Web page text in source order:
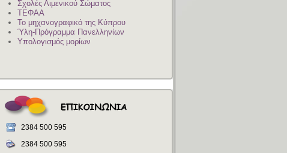
Σχολές Λιμενικού Σώματος
ΤΕΦΑΑ
Το μηχανογραφικό της Κύπρου
Ύλη-Πρόγραμμα Πανελληνίων
Υπολογισμός μορίων
2384 500 595
2384 500 595